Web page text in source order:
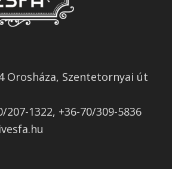
Orosháza, Szentetornyai út
207-1322, +36-70/309-5836